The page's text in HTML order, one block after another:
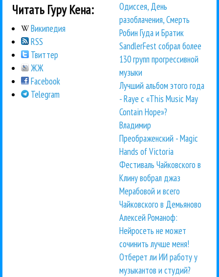
Читать Гуру Кена:
Википедия
RSS
Твиттер
ЖЖ
Facebook
Telegram
Одиссея, День
разоблачения, Смерть
Робин Гуда и Братик
SandlerFest собрал более
130 групп прогрессивной
музыки
Лучший альбом этого года
- Raye с «This Music May
Contain Hope»?
Владимир
Преображенский - Magic
Hands of Victoria
Фестиваль Чайковского в
Клину вобрал джаз
Мерабовой и всего
Чайковского в Демьяново
Алексей Романоф:
Нейросеть не может
сочинить лучше меня!
Отберет ли ИИ работу у
музыкантов и студий?